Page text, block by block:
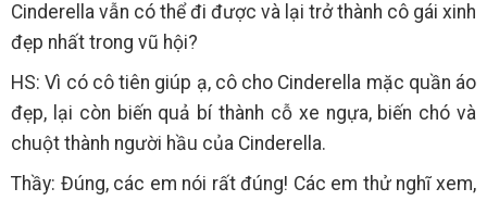
Cinderella vẫn có thể đi được và lại trở thành cô gái xinh
đẹp nhất trong vũ hội?
HS: Vì có cô tiên giúp ạ, cô cho Cinderella mặc quần áo
đẹp, lại còn biến quả bí thành cỗ xe ngựa, biến chó và
chuột thành người hầu của Cinderella.
Thầy: Đúng, các em nói rất đúng! Các em thử nghĩ xem,